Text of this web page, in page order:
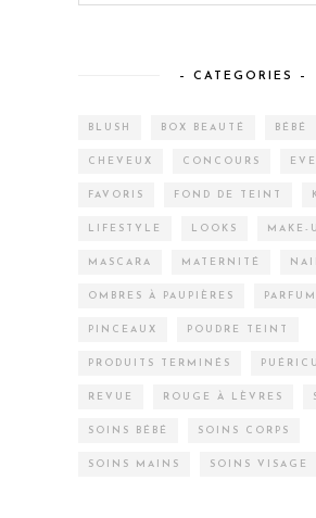
– CATEGORIES –
BLUSH BOX BEAUTÉ BÉBÉ
CHEVEUX CONCOURS
FAVORIS FOND DE TEINT
LIFESTYLE LOOKS MAKE-
MASCARA MATERNITÉ
OMBRES À PAUPIÈRES
PINCEAUX POUDRE TEINT
PRODUITS TERMINÉS
REVUE ROUGE À LÈVRES
SOINS BÉBÉ SOINS CORPS
SOINS MAINS SOINS VISAGE